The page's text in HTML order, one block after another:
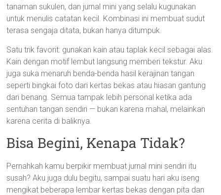
tanaman sukulen, dan jurnal mini yang selalu kugunakan
untuk menulis catatan kecil. Kombinasi ini membuat sudut
terasa sengaja ditata, bukan hanya ditumpuk.
Satu trik favorit: gunakan kain atau taplak kecil sebagai alas.
Kain dengan motif lembut langsung memberi tekstur. Aku
juga suka menaruh benda-benda hasil kerajinan tangan
seperti bingkai foto dari kertas bekas atau hiasan gantung
dari benang. Semua tampak lebih personal ketika ada
sentuhan tangan sendiri — bukan karena mahal, melainkan
karena cerita di baliknya.
Bisa Begini, Kenapa Tidak?
Pernahkah kamu berpikir membuat jurnal mini sendiri itu
susah? Aku juga dulu begitu, sampai suatu hari aku iseng
mengikat beberapa lembar kertas bekas dengan pita dan